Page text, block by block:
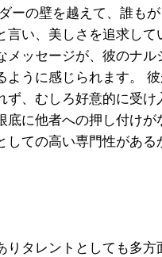
ーの壁を越えて、誰も
言い、美しさを追求して
メッセージが、彼のナル
ように感じられます。
ず、むしろ好意的に受け
底に他者への押し付けが
しての高い専門性がある
りタレントとしても多方